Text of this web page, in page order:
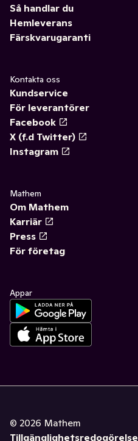
Så handlar du
Hemleverans
Färskvarugaranti
Kontakta oss
Kundservice
För leverantörer
Facebook
X (f.d Twitter)
Instagram
Mathem
Om Mathem
Karriär
Press
För företag
Appar
© 2026 Mathem
Tillgänglighetsredogörelse